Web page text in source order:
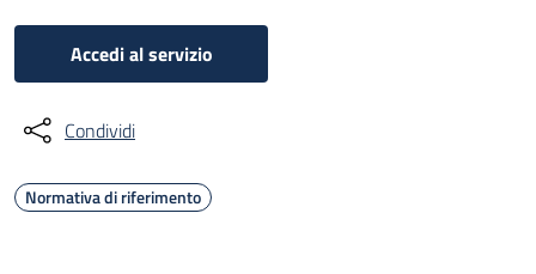
Accedi al servizio
Condividi
Normativa di riferimento